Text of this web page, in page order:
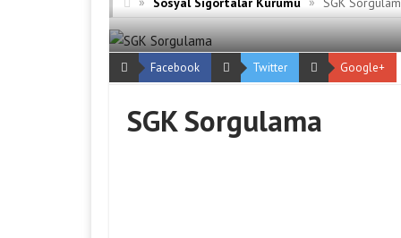
Facebook Twitter Google+
SGK Sorgulama